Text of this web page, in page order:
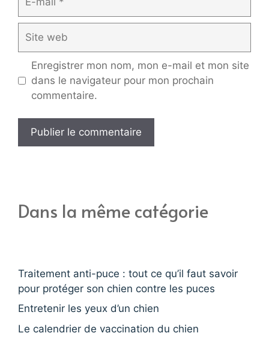
mail
web
Enregistrer mon nom, mon e-mail et mon site
dans le navigateur pour mon prochain
commentaire.
Dans la même catégorie
Traitement anti-puce : tout ce qu’il faut savoir
pour protéger son chien contre les puces
Entretenir les yeux d’un chien
Le calendrier de vaccination du chien